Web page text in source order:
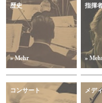
歴史
» Mehr
指揮
»
コンサート メデ